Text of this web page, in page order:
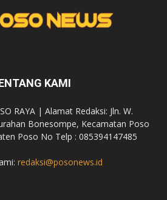
KAMI
RAYA | Alamat Redaksi: Jln. W.
Bonesompe, Kecamatan Poso
Poso No Telp : 085394147485
redaksi@posonews.id